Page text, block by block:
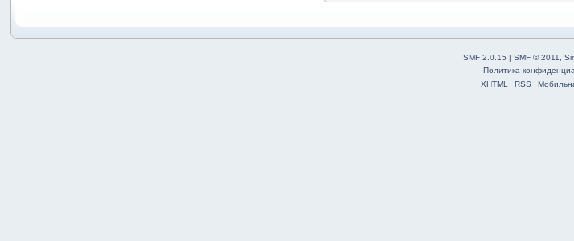
SMF 2.0.15 |SMF © 2011 ,
Политика
XHTML
RSS